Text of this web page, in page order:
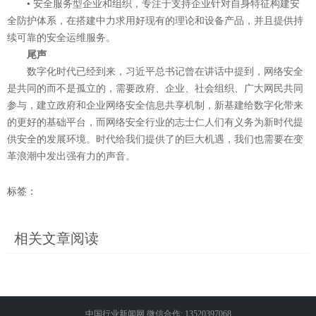
• 安全服务型企业和组织，专注于支持企业针对自身特征构建安
全防护体系，在搭建中力求用好现有的理论和设备产品，并且提供持
续可靠的安全运维服务。
尾声
数字化时代已经到来，习近平总书记曾在讲话中提到，网络安全
是共同的而不是孤立的，需要政府、企业、社会组织、广大网民共同
参与，建立政府和企业网络安全信息共享机制，新基建给数字化带来
的更好的基础平台，而网络安全行业的志士仁人们有义务为新时代提
供安全的发展环境。时代给我们提供了的巨大机遇，我们也需要在变
革浪潮中发出强有力的声音。
标签：
相关文章阅读
中国行业新闻网 微信合作: 13520397068